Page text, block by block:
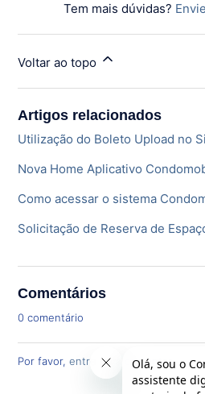
Tem mais dúvidas?
Voltar ao topo
Artigos relacionados
Utilização do Boleto Upload no
Nova Home Aplicativo
Como acessar o sistema
Solicitação de Reserva de
Comentários
0 comentário
Por favor,entre para comentar.